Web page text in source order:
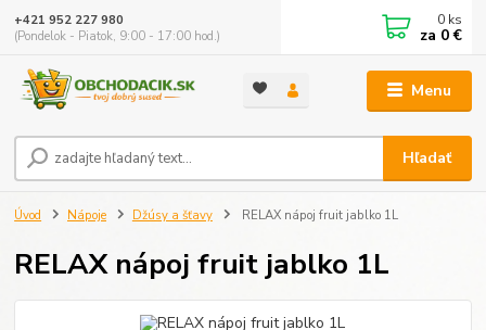
Menu
Hľadať
+421 952 227 980
(Pondelok - Piatok, 9:00 - 17:00 hod.)
0 ks
za 0 €
Úvod Nápoje Džúsy a šťavy RELAX nápoj fruit jablko 1L
RELAX nápoj fruit jablko 1L